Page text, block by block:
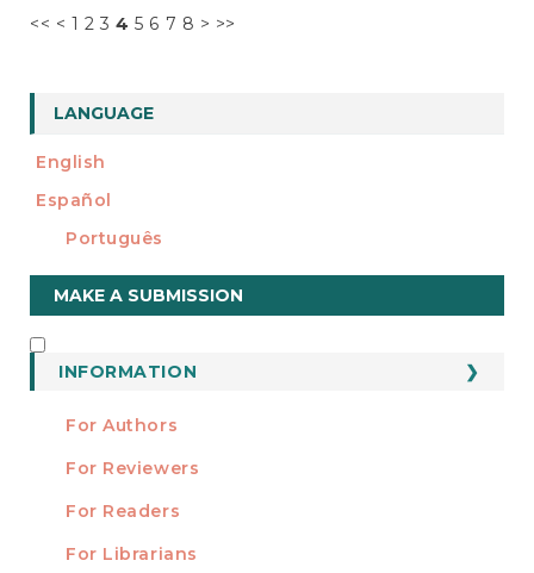
<< < 1 2 3 4 5 6 7 8 > >>
LANGUAGE
English
Español
Português
Make
a
Submission
MAKE A SUBMISSION
INFORMATION
For Authors
For Reviewers
For Readers
For Librarians